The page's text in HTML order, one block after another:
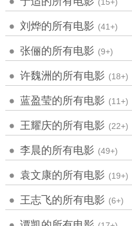
刘烨的所有电影 (41+)
张俪的所有电影 (9+)
许魏洲的所有电影 (18+)
蓝盈莹的所有电影 (11+)
王耀庆的所有电影 (22+)
李晨的所有电影 (49+)
袁文康的所有电影 (19+)
王志飞的所有电影 (6+)